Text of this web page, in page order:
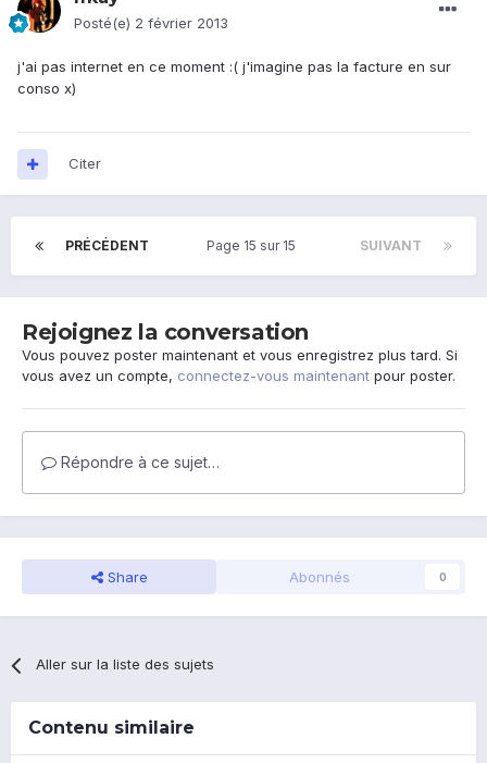
Posté(e) 2 février 2013
j'ai pas internet en ce moment :( j'imagine pas la facture en sur
conso x)
Citer
PRÉCÉDENT SUIVANT
Page 15 sur 15
Rejoignez la conversation
Vous pouvez poster maintenant et vous enregistrez plus tard. Si
vous avez un compte, connectez-vous maintenant pour poster.
Répondre à ce sujet…
Share Abonnés 0
Aller sur la liste des sujets
Contenu similaire